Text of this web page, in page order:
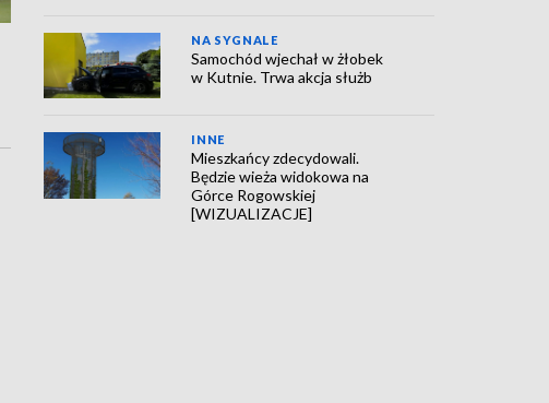
NA SYGNALE
Samochód wjechał w żłobek
w Kutnie. Trwa akcja służb
INNE
Mieszkańcy zdecydowali.
Będzie wieża widokowa na
Górce Rogowskiej
[WIZUALIZACJE]